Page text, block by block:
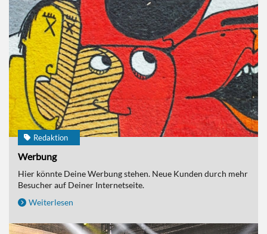
Redaktion
Werbung
Hier könnte Deine Werbung stehen. Neue Kunden durch mehr
Besucher auf Deiner Internetseite.
Weiterlesen